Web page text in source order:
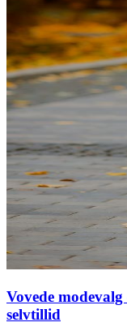
Vovede
selvtillid